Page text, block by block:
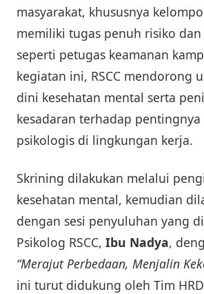
masyarakat, khususnya
memiliki tugas penuh risiko dan
seperti petugas keamanan
kegiatan ini, RSCC mendorong
dini kesehatan mental serta
kesadaran terhadap pentingnya
psikologis di lingkungan kerja.
Skrining dilakukan melalui
kesehatan mental, kemudian
dengan sesi penyuluhan yang
Psikolog RSCC, Ibu Nadya,
“Merajut Perbedaan, Menjalin
ini turut didukung oleh Tim